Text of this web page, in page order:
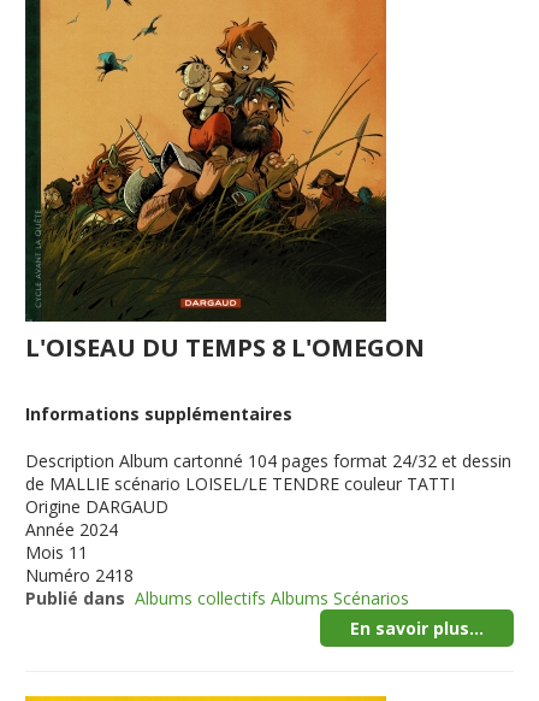
L'OISEAU DU TEMPS 8 L'OMEGON
Informations supplémentaires
Description Album cartonné 104 pages format 24/32 et dessin
de MALLIE scénario LOISEL/LE TENDRE couleur TATTI
Origine DARGAUD
Année 2024
Mois 11
Numéro 2418
Publié dans Albums collectifs Albums Scénarios
En savoir plus...